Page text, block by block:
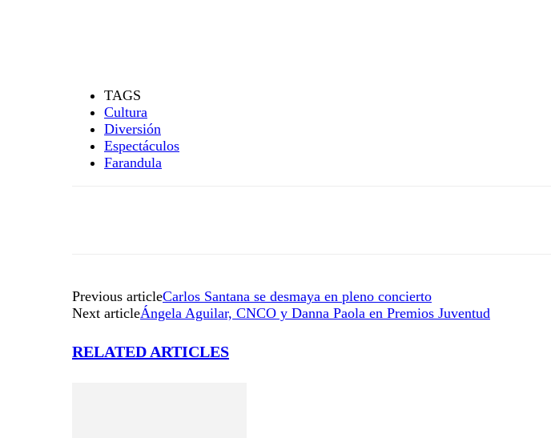
TAGS
Cultura
Diversión
Espectáculos
Farandula
Previous articleCarlos Santana se desmaya en pleno concierto
Next articleÁngela Aguilar, CNCO y Danna Paola en Premios Juventud
RELATED ARTICLES